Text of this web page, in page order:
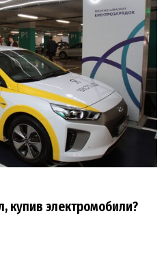
купив электромобили?